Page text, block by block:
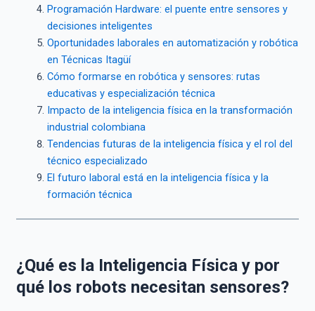
Programación Hardware: el puente entre sensores y
decisiones inteligentes
Oportunidades laborales en automatización y robótica
en Técnicas Itagüí
Cómo formarse en robótica y sensores: rutas
educativas y especialización técnica
Impacto de la inteligencia física en la transformación
industrial colombiana
Tendencias futuras de la inteligencia física y el rol del
técnico especializado
El futuro laboral está en la inteligencia física y la
formación técnica
¿Qué es la Inteligencia Física y por
qué los robots necesitan sensores?